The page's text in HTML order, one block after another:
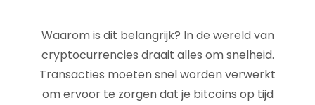
Waarom is dit belangrijk? In de wereld van
cryptocurrencies draait alles om snelheid.
Transacties moeten snel worden verwerkt
om ervoor te zorgen dat je bitcoins op tijd